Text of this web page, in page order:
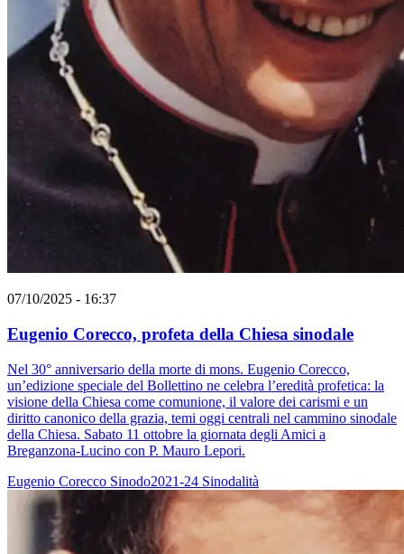
07/10/2025 - 16:37
Eugenio Corecco, profeta della Chiesa sinodale
Nel 30° anniversario della morte di mons. Eugenio Corecco,
un’edizione speciale del Bollettino ne celebra l’eredità profetica: la
visione della Chiesa come comunione, il valore dei carismi e un
diritto canonico della grazia, temi oggi centrali nel cammino sinodale
della Chiesa. Sabato 11 ottobre la giornata degli Amici a
Breganzona-Lucino con P. Mauro Lepori.
Eugenio Corecco Sinodo2021-24 Sinodalità